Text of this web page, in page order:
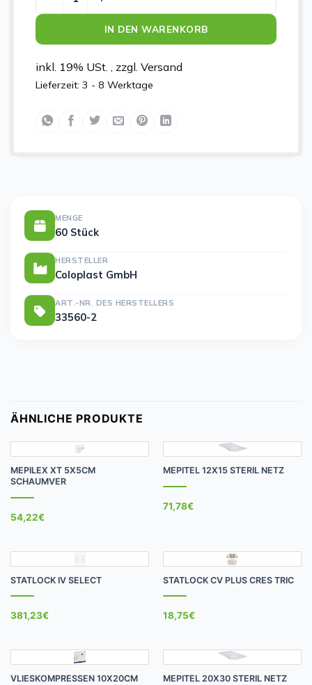
BIATAIN CONTACT 5X7.5 SILI Menge
IN DEN WARENKORB
inkl. 19% USt. , zzgl. Versand
Lieferzeit: 3 - 8 Werktage
MENGE
60 Stück
HERSTELLER
Coloplast GmbH
ART.-NR. DES HERSTELLERS
33560-2
ÄHNLICHE PRODUKTE
MEPILEX XT 5X5CM
SCHAUMVER
54,22€
MEPITEL 12X15 STERIL NETZ
71,78€
STATLOCK IV SELECT
381,23€
STATLOCK CV PLUS CRES TRIC
18,75€
VLIESKOMPRESSEN 10X20CM MEPITEL 20X30 STERIL NETZ